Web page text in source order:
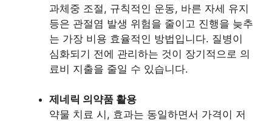
과체중 조절, 규칙적인 운동, 바른 자세 유지
등은 관절염 발생 위험을 줄이고 진행을 늦추
는 가장 비용 효율적인 방법입니다. 질병이
심화되기 전에 관리하는 것이 장기적으로 의
료비 지출을 줄일 수 있습니다.
제네릭 의약품 활용
약물 치료 시, 효과는 동일하면서 가격이 저